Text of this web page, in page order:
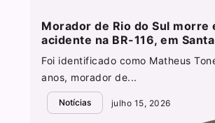
Morador de Rio do Sul morre
acidente na BR-116, em
Foi identificado como Matheus
anos, morador de...
Notícias julho 15, 2026